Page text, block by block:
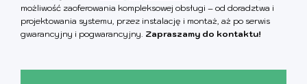
możliwość zaoferowania kompleksowej obsługi – od doradztwa i
projektowania systemu, przez instalację i montaż, aż po serwis
gwarancyjny i pogwarancyjny. Zapraszamy do kontaktu!